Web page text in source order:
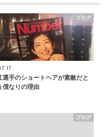
ブログ
選手のショートヘアが素敵だと
僕なりの理由
ブログ